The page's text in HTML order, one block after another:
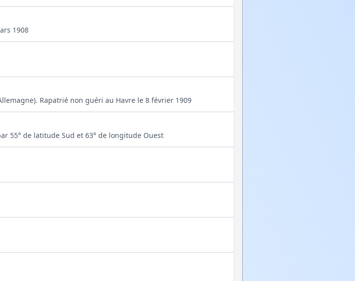
1908
Rapatrié non guéri au Havre le 8 février 1909
55° de latitude Sud et 63° de longitude Ouest